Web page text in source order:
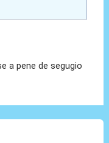
a pene de segugio